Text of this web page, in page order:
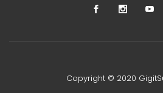
Copyright © 2020